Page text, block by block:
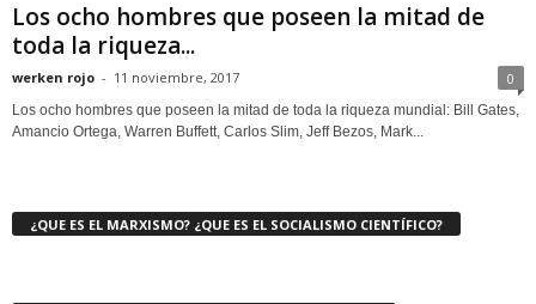
Los ocho hombres que poseen la mitad de
toda la riqueza...
werken rojo - 11 noviembre, 2017 0
Los ocho hombres que poseen la mitad de toda la riqueza mundial: Bill Gates,
Amancio Ortega, Warren Buffett, Carlos Slim, Jeff Bezos, Mark...
¿QUE ES EL MARXISMO? ¿QUE ES EL SOCIALISMO CIENTÍFICO?